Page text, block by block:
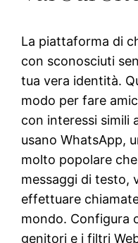
La piattaforma di
con sconosciuti
tua vera identità.
modo per fare
con interessi simili
usano WhatsApp,
molto popolare
messaggi di testo,
effettuare
mondo. Configura
genitori e i filtri